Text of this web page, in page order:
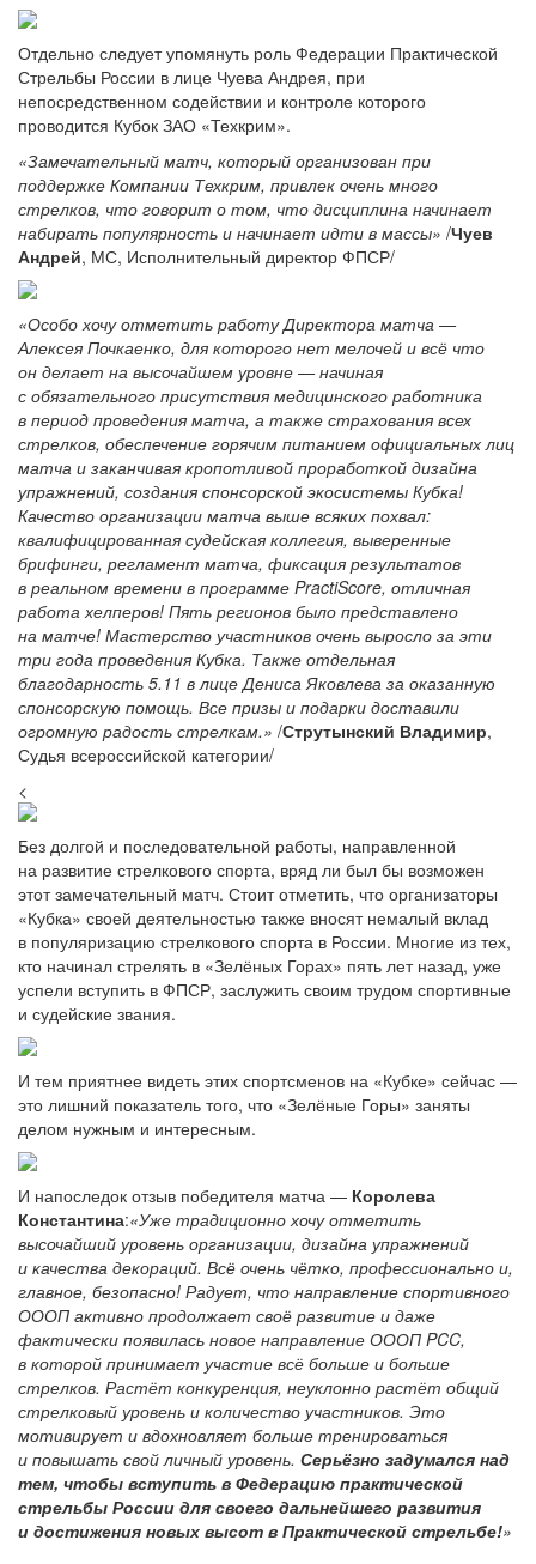
Отдельно следует упомянуть роль Федерации Практической
Стрельбы России в лице Чуева Андрея, при
непосредственном содействии и контроле которого
проводится Кубок ЗАО «Техкрим».
«Замечательный матч, который организован при
поддержке Компании Техкрим, привлек очень много
стрелков, что говорит о том, что дисциплина начинает
набирать популярность и начинает идти в массы» /Чуев
Андрей, МС, Исполнительный директор ФПСР/
«Особо хочу отметить работу Директора матча —
Алексея Почкаенко, для которого нет мелочей и всё что
он делает на высочайшем уровне — начиная
с обязательного присутствия медицинского работника
в период проведения матча, а также страхования всех
стрелков, обеспечение горячим питанием официальных лиц
матча и заканчивая кропотливой проработкой дизайна
упражнений, создания спонсорской экосистемы Кубка!
Качество организации матча выше всяких похвал:
квалифицированная судейская коллегия, выверенные
брифинги, регламент матча, фиксация результатов
в реальном времени в программе PractiScore, отличная
работа хелперов! Пять регионов было представлено
на матче! Мастерство участников очень выросло за эти
три года проведения Кубка. Также отдельная
благодарность 5.11 в лице Дениса Яковлева за оказанную
спонсорскую помощь. Все призы и подарки доставили
огромную радость стрелкам.» /Струтынский Владимир,
Судья всероссийской категории/
<
Без долгой и последовательной работы, направленной
на развитие стрелкового спорта, вряд ли был бы возможен
этот замечательный матч. Стоит отметить, что организаторы
«Кубка» своей деятельностью также вносят немалый вклад
в популяризацию стрелкового спорта в России. Многие из тех,
кто начинал стрелять в «Зелёных Горах» пять лет назад, уже
успели вступить в ФПСР, заслужить своим трудом спортивные
и судейские звания.
И тем приятнее видеть этих спортсменов на «Кубке» сейчас —
это лишний показатель того, что «Зелёные Горы» заняты
делом нужным и интересным.
И напоследок отзыв победителя матча — Королева
Константина:«Уже традиционно хочу отметить
высочайший уровень организации, дизайна упражнений
и качества декораций. Всё очень чётко, профессионально и,
главное, безопасно! Радует, что направление спортивного
ОООП активно продолжает своё развитие и даже
фактически появилась новое направление ОООП PCC,
в которой принимает участие всё больше и больше
стрелков. Растёт конкуренция, неуклонно растёт общий
стрелковый уровень и количество участников. Это
мотивирует и вдохновляет больше тренироваться
и повышать свой личный уровень. Серьёзно задумался над
тем, чтобы вступить в Федерацию практической
стрельбы России для своего дальнейшего развития
и достижения новых высот в Практической стрельбе!»